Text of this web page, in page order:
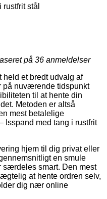
stål
på 36 anmeldelser
held et bredt udvalg af
på nuværende tidspunkt
til at hente din
Metoden er altså
mest betalelige
Isspand med tang i rustfrit
hjem til dig privat eller
en smule
særdeles smart. Den mest
at hente ordren selv,
dig nær online